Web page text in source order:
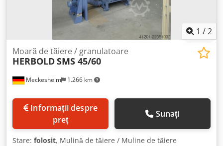
1 /2
Meckesheim 1.266 km
Moară de tăiere / granulatoare
HERBOLDSMS 45/60
preț
Sunați
Stare: folosit, Mulină de tăiere / Muline de tăiere